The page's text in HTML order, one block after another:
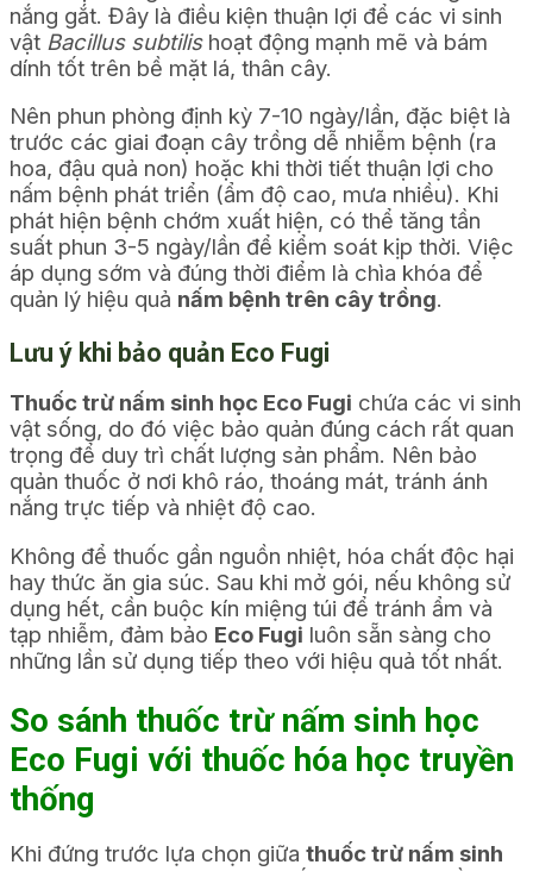
nắng gắt. Đây là điều kiện thuận lợi để các vi sinh
vật Bacillus subtilishoạt động mạnh mẽ và bám
dính tốt trên bề mặt lá, thân cây.
Nên phun phòng định kỳ 7-10 ngày/lần, đặc biệt là
trước các giai đoạn cây trồng dễ nhiễm bệnh (ra
hoa, đậu quả non) hoặc khi thời tiết thuận lợi cho
nấm bệnh phát triển (ẩm độ cao, mưa nhiều). Khi
phát hiện bệnh chớm xuất hiện, có thể tăng tần
suất phun 3-5 ngày/lần để kiểm soát kịp thời. Việc
áp dụng sớm và đúng thời điểm là chìa khóa để
quản lý hiệu quả nấm bệnh trên cây trồng.
Lưu ý khi bảo quản Eco Fugi
Thuốc trừ nấm sinh học Eco Fugi chứa các vi sinh
vật sống, do đó việc bảo quản đúng cách rất quan
trọng để duy trì chất lượng sản phẩm. Nên bảo
quản thuốc ở nơi khô ráo, thoáng mát, tránh ánh
nắng trực tiếp và nhiệt độ cao.
Không để thuốc gần nguồn nhiệt, hóa chất độc hại
hay thức ăn gia súc. Sau khi mở gói, nếu không sử
dụng hết, cần buộc kín miệng túi để tránh ẩm và
tạp nhiễm, đảm bảo Eco Fugi luôn sẵn sàng cho
những lần sử dụng tiếp theo với hiệu quả tốt nhất.
So sánh thuốc trừ nấm sinh học
Eco Fugi với thuốc hóa học truyền
thống
Khi đứng trước lựa chọn giữa thuốc trừ nấm sinh